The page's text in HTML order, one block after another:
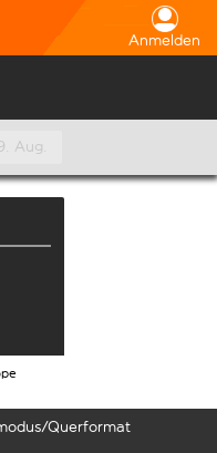
Anmelden
Aug.
Querformat